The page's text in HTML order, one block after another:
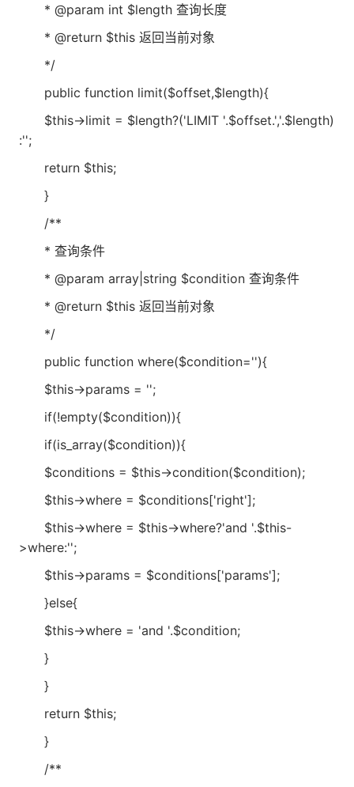
* @param int $length 查询长度
* @return $this 返回当前对象
*/
public function limit($offset,$length){
$this->limit = $length?('LIMIT '.$offset.','.$length)
:'';
return $this;
}
/**
* 查询条件
* @param array|string $condition 查询条件
* @return $this 返回当前对象
*/
public function where($condition=''){
$this->params = '';
if(!empty($condition)){
if(is_array($condition)){
$conditions = $this->condition($condition);
$this->where = $conditions['right'];
$this->where = $this->where?'and '.$this-
>where:'';
$this->params = $conditions['params'];
}else{
$this->where = 'and '.$condition;
}
}
return $this;
}
/**